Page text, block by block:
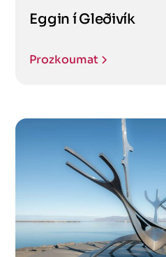
Eggin í Gleðivík
Prozkoumat